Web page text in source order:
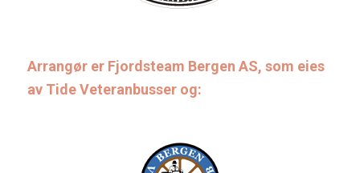
Arrangør er Fjordsteam Bergen AS, som eies
av Tide Veteranbusser og: